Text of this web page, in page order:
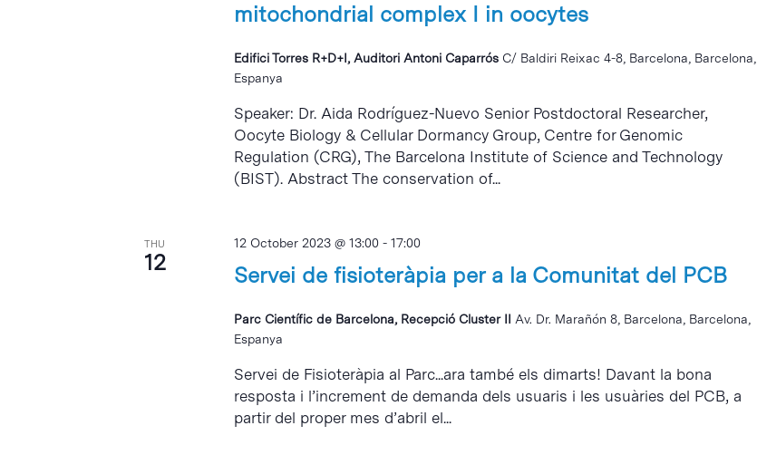
mitochondrial complex I in oocytes
Edifici Torres R+D+I, Auditori Antoni Caparrós C/ Baldiri Reixac 4-8, Barcelona, Barcelona,
Espanya
Speaker: Dr. Aida Rodríguez-Nuevo Senior Postdoctoral Researcher,
Oocyte Biology & Cellular Dormancy Group, Centre for Genomic
Regulation (CRG), The Barcelona Institute of Science and Technology
(BIST). Abstract The conservation of...
THU
12 Servei de fisioteràpia per a la Comunitat del PCB
12 October 2023 @ 13:00- 17:00
Parc Científic de Barcelona, Recepció Cluster II Av. Dr. Marañón 8, Barcelona, Barcelona,
Espanya
Servei de Fisioteràpia al Parc...ara també els dimarts! Davant la bona
resposta i l’increment de demanda dels usuaris i les usuàries del PCB, a
partir del proper mes d’abril el...